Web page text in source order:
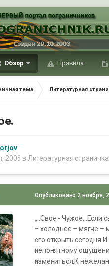
Обзор Правила
тема Литературная
2006 вЛитературная
Опубликовано 2 ноября,
….Своё - Чужое…Если
– холоднее – мягче –
его открыть
непонятному
измениться,К